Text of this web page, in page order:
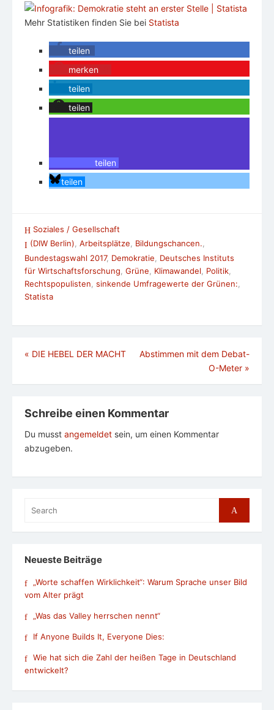
Mehr Statistiken finden Sie bei Statista
teilen
merken
teilen
teilen
teilen
teilen
Soziales / Gesellschaft
(DIW Berlin), Arbeitsplätze, Bildungschancen.,
Bundestagswahl 2017, Demokratie
Deutsches Instituts
für Wirtschaftsforschung Grüne Klimawandel Politik
Rechtspopulisten sinkende Umfragewerte der Grünen:
Statista
Beitragsnavigation
« DIE HEBEL DER MACHT
Abstimmen mit dem Debat-
O-Meter »
Schreibe einen Kommentar
Du musst angemeldet sein, um einen Kommentar
abzugeben.
for:
Search
Neueste Beiträge
„Worte schaffen Wirklichkeit“: Warum Sprache unser Bild
vom Alter prägt
„Was das Valley herrschen nennt“
If Anyone Builds It, Everyone Dies:
Wie hat sich die Zahl der heißen Tage in Deutschland
entwickelt?